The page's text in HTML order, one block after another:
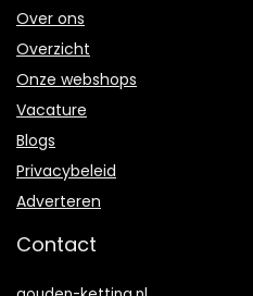
Over ons
Overzicht
Onze webshops
Vacature
Blogs
Privacybeleid
Adverteren
Contact